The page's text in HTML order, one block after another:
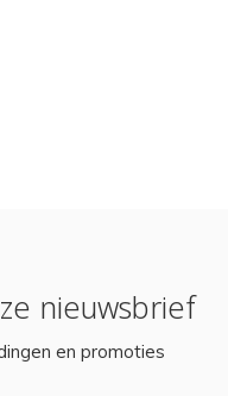
nieuwsbrief
en promoties